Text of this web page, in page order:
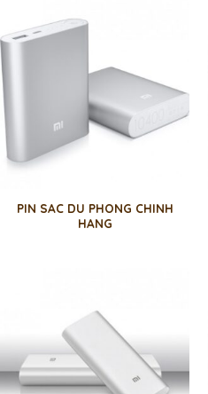
PIN SAC DU PHONG CHINH
HANG